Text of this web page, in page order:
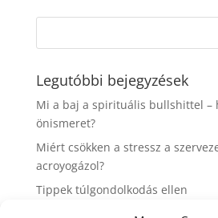
Legutóbbi bejegyzések
Mi a baj a spirituális bullshittel –
önismeret?
Miért csökken a stressz a
acroyogázol?
Tippek túlgondolkodás ellen
7 tipp az élhető élettempóért